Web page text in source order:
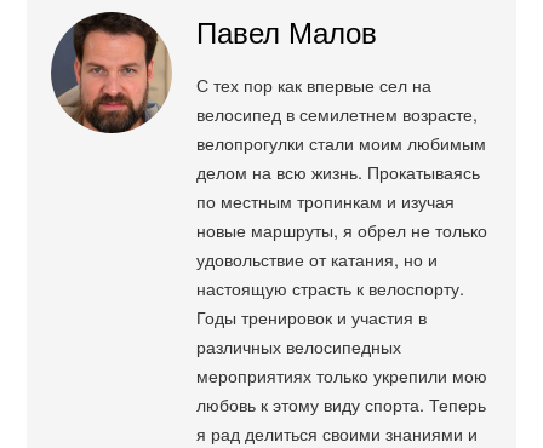
Павел Малов
С тех пор как впервые сел на
велосипед в семилетнем возрасте,
велопрогулки стали моим любимым
делом на всю жизнь. Прокатываясь
по местным тропинкам и изучая
новые маршруты, я обрел не только
удовольствие от катания, но и
настоящую страсть к велоспорту.
Годы тренировок и участия в
различных велосипедных
мероприятиях только укрепили мою
любовь к этому виду спорта. Теперь
я рад делиться своими знаниями и